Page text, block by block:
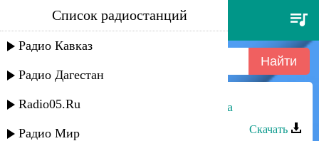
замир и марина алиева -
лезгинка
Список радиостанций
Радио Кавказ
Радио Дагестан
Radio05.Ru
Радио Мир
Замир и Марина Алиева - Лезгинка
Скачать